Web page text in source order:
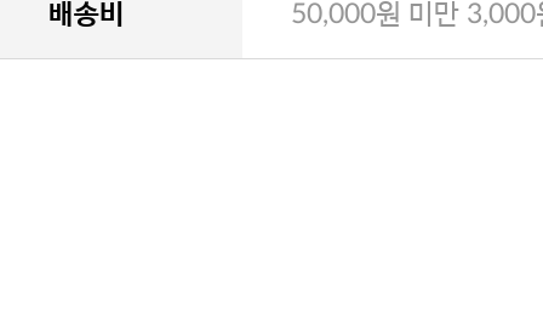
배송비 50,000원 미만 3,000